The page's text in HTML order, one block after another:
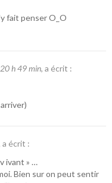
fait penser O_O
20 h 49 min, a écrit :
a écrit :
ivant » …
Bien sur on peut sentir